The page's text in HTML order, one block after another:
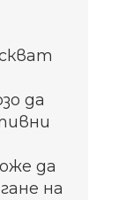
да
да
на